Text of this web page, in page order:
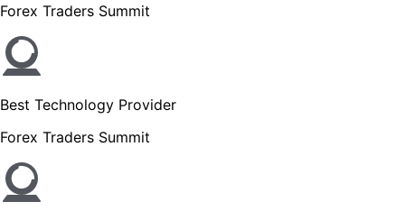
Forex Traders Summit
Best Technology Provider
Forex Traders Summit